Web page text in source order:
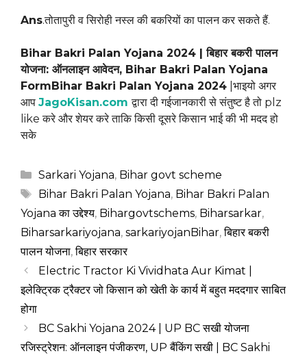
Ans.तोतापुरी व सिरोही नस्ल की बकरियों का पालन कर सकते हैं.
Bihar Bakri Palan Yojana 2024 | बिहार बकरी पालन
योजना: ऑनलाइन आवेदन, Bihar Bakri Palan Yojana
FormBihar Bakri Palan Yojana 2024 |भाइयो अगर
आप JagoKisan.comद्वारा दी गईजानकारी से संतुष्ट है तो plz
like करे और शेयर करे ताकि किसी दूसरे किसान भाई की भी मदद हो
सके
Categories
Sarkari Yojana, Bihar govt scheme
Tags
Bihar Bakri Palan Yojana, Bihar Bakri Palan
Yojana का उद्देश्य, Bihargovtschems, Biharsarkar,
Biharsarkariyojana, sarkariyojanBihar,बिहार बकरी
पालन योजना,बिहार सरकार
Electric Tractor Ki Vividhata Aur Kimat |
इलेक्ट्रिक ट्रैक्टर जो किसान को खेती के कार्य में बहुत मददगार साबित
होगा
BC Sakhi Yojana 2024 | UP BC सखी योजना
रजिस्ट्रेशन: ऑनलाइन पंजीकरण, UP बैंकिंग सखी | BC Sakhi